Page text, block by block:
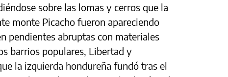
sobre las lomas y cerros que la
monte Picacho fueron apareciendo
pendientes abruptas con materiales
barrios populares, Libertad y
la izquierda hondureña fundó tras el